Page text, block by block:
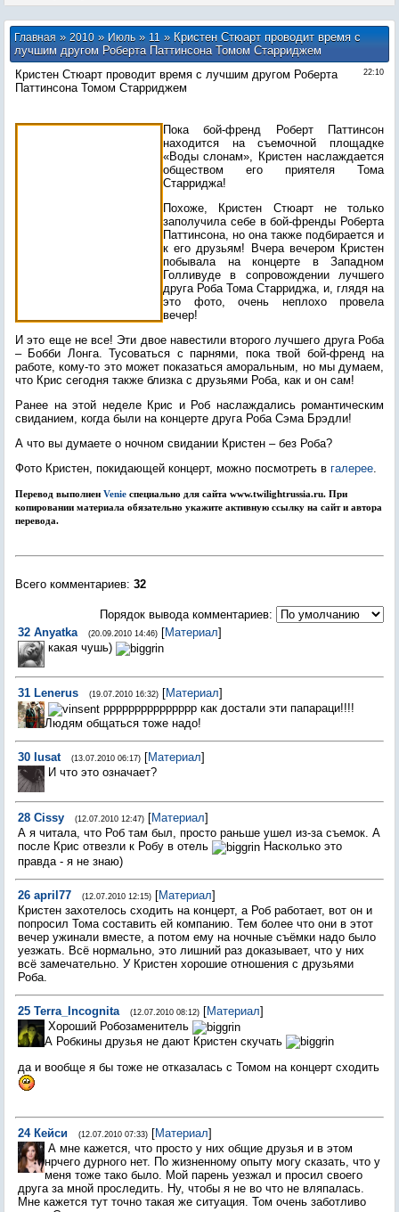
Главная»2010 » Июль » 11» Кристен Стюарт проводит время с
лучшим другом Роберта Паттинсона Томом Старриджем
22:10
Кристен Стюарт проводит время с лучшим другом Роберта
Паттинсона Томом Старриджем
Пока бой-френд Роберт Паттинсон
находится на съемочной площадке
«Воды слонам», Кристен наслаждается
обществом его приятеля Тома
Старриджа!
Похоже, Кристен Стюарт не только
заполучила себе в бой-френды Роберта
Паттинсона, но она также подбирается и
к его друзьям! Вчера вечером Кристен
побывала на концерте в Западном
Голливуде в сопровождении лучшего
друга Роба Тома Старриджа, и, глядя на
это фото, очень неплохо провела
вечер!
И это еще не все! Эти двое навестили второго лучшего друга Роба
– Бобби Лонга. Тусоваться с парнями, пока твой бой-френд на
работе, кому-то это может показаться аморальным, но мы думаем,
что Крис сегодня также близка с друзьями Роба, как и он сам!
Ранее на этой неделе Крис и Роб наслаждались романтическим
свиданием, когда были на концерте друга Роба Сэма Брэдли!
А что вы думаете о ночном свидании Кристен – без Роба?
Фото Кристен, покидающей концерт, можно посмотреть в галерее.
Перевод выполнен Venie специально для сайта www.twilightrussia.ru. При
копировании материала обязательно укажите активную ссылку на сайт и автора
перевода.
Всего комментариев: 32
Порядок вывода комментариев:
32 Anyatka (20.09.2010 14:46) [Материал]
какая чушь)
31 Lenerus (19.07.2010 16:32) [Материал]
ррррррррррррррр как достали эти папараци!!!!
Людям общаться тоже надо!
30 Iusat (13.07.2010 06:17) [Материал]
И что это означает?
28 Cissy (12.07.2010 12:47) [Материал]
А я читала, что Роб там был, просто раньше ушел из-за съемок. А
после Крис отвезли к Робу в отель
Насколько это
правда - я не знаю)
26 april77 (12.07.2010 12:15) [Материал]
Кристен захотелось сходить на концерт, а Роб работает, вот он и
попросил Тома составить ей компанию. Тем более что они в этот
вечер ужинали вместе, а потом ему на ночные съёмки надо было
уезжать. Всё нормально, это лишний раз доказывает, что у них
всё замечательно. У Кристен хорошие отношения с друзьями
Роба.
25 Terra_Incognita (12.07.2010 08:12) [Материал]
Хороший Робозаменитель
А Робкины друзья не дают Кристен скучать
да и вообще я бы тоже не отказалась с Томом на концерт сходить
24 Кейси (12.07.2010 07:33) [Материал]
А мне кажется, что просто у них общие друзья и в этом
нрчего дурного нет. По жизненному опыту могу сказать, что у
меня тоже тако было. Мой парень уезжал и просил своего
друга за мной проследить. Ну, чтобы я не во что не вляпалась.
Мне кажется тут точно такая же ситуация. Том очень заботливо